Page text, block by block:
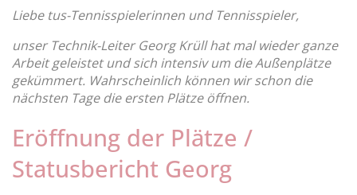
Liebe tus-Tennisspielerinnen und Tennisspieler,
unser Technik-Leiter Georg Krüll hat mal wieder ganze
Arbeit geleistet und sich intensiv um die Außenplätze
gekümmert. Wahrscheinlich können wir schon die
nächsten Tage die ersten Plätze öffnen.
Eröffnung der Plätze /
Statusbericht Georg